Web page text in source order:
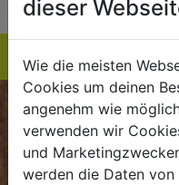
BIOKISTE
Kundenservice
dieser
Wie die meisten
Cookies um deinen
angenehm wie
verwenden wir
und
werden die Daten